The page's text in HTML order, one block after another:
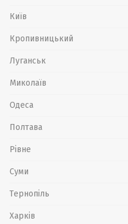
Київ
Кропивницький
Луганськ
Миколаїв
Одеса
Полтава
Рівне
Суми
Тернопіль
Харків